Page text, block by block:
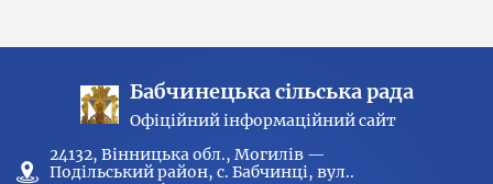
Бабчинецька сільська рада
Офіційний інформаційний сайт
24132, Вінницька обл., Могилів —
Подільський район, с. Бабчинці, вул..